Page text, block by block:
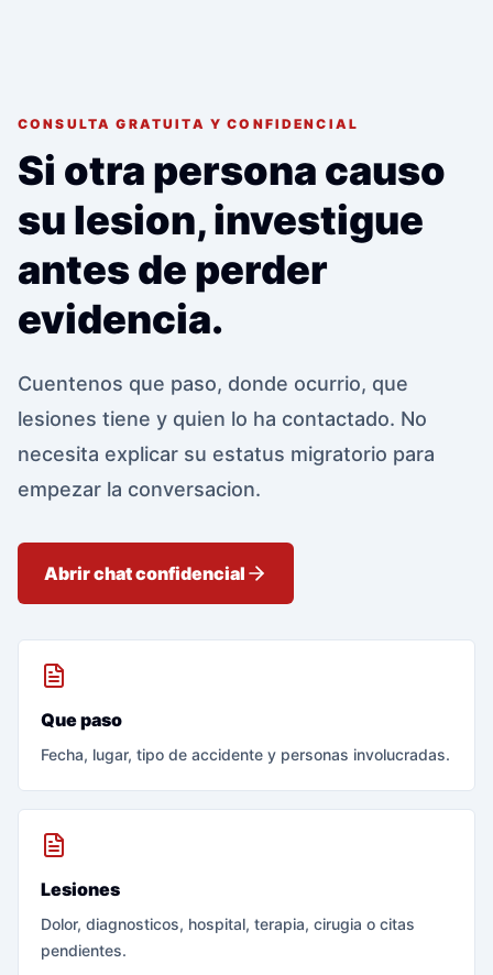
CONSULTA GRATUITA Y CONFIDENCIAL
Si otra persona causo
su lesion, investigue
antes de perder
evidencia.
Cuentenos que paso, donde ocurrio, que
lesiones tiene y quien lo ha contactado. No
necesita explicar su estatus migratorio para
empezar la conversacion.
Abrir chat confidencial
Que paso
Fecha, lugar, tipo de accidente y personas involucradas.
Lesiones
Dolor, diagnosticos, hospital, terapia, cirugia o citas
pendientes.